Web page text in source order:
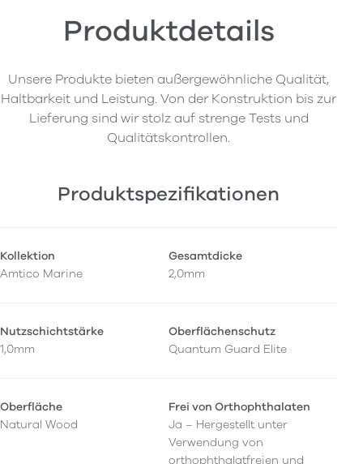
Produktdetails
Unsere Produkte bieten außergewöhnliche Qualität,
Haltbarkeit und Leistung. Von der Konstruktion bis zur
Lieferung sind wir stolz auf strenge Tests und
Qualitätskontrollen.
Produktspezifikationen
Kollektion
Amtico Marine
Gesamtdicke
2,0mm
Nutzschichtstärke
1,0mm
Oberflächenschutz
Quantum Guard Elite
Oberfläche
Natural Wood
Frei von Orthophthalaten
Ja – Hergestellt unter
Verwendung von
orthophthalatfreien und